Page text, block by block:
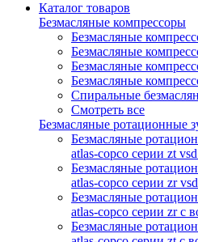
Каталог товаров
Безмасляные компрессоры
Безмасляные
Безмасляные
Безмасляные
Безмасляные
Спиральные
Смотреть все
Безмасляные ротационные
Безмасляные
atlas-copco серии zt
Безмасляные
atlas-copco серии zr
Безмасляные
atlas-copco серии zr с
Безмасляные